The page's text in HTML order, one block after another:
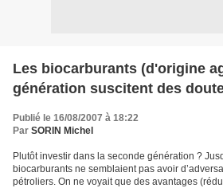
Les biocarburants (d'origine
génération suscitent des
Publié le 16/08/2007 à 18:22
Par SORIN Michel
Plutôt investir dans la seconde génération ?
biocarburants ne semblaient pas avoir
pétroliers. On ne voyait que des avantages